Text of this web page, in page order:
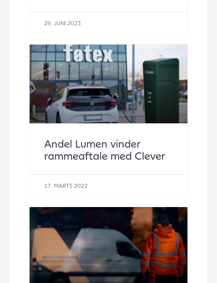
29. JUNI 2023
Andel Lumen vinder
rammeaftale med Clever
17. MARTS 2022